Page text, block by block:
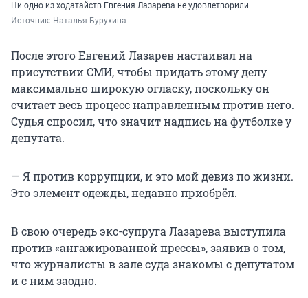
Ни одно из ходатайств Евгения Лазарева не удовлетворили
Источник: Наталья Бурухина
После этого Евгений Лазарев настаивал на
присутствии СМИ, чтобы придать этому делу
максимально широкую огласку, поскольку он
считает весь процесс направленным против него.
Судья спросил, что значит надпись на футболке у
депутата.
— Я против коррупции, и это мой девиз по жизни.
Это элемент одежды, недавно приобрёл.
В свою очередь экс-супруга Лазарева выступила
против «ангажированной прессы», заявив о том,
что журналисты в зале суда знакомы с депутатом
и с ним заодно.